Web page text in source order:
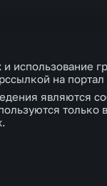
использование
на
являются
только